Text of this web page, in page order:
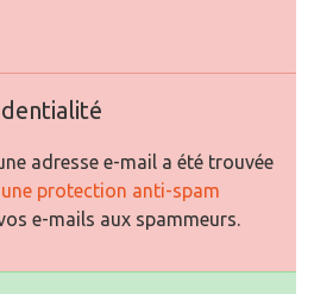
adresse e-mail a été trouvée
une protection anti-spam
e-mails aux spammeurs.